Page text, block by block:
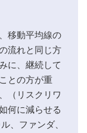
移動平均線の
流れと同じ方
に、継続して
との方が重
（リスクリワ
何に減らせる
、ファンダ、